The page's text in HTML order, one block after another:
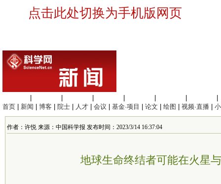
点击此处切换为手机版网页
首页
新闻 博客 院士 人才 会议 基金·项目 论文 绘图 视频·直播
作者：许悦 来源：中国科学报 发布时间：2023/3/14 16:37:04
地球生命终结者可能在火星